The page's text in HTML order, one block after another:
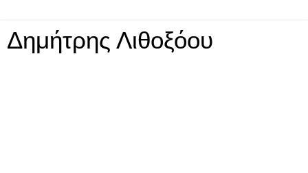
Δημήτρης Λιθοξόου